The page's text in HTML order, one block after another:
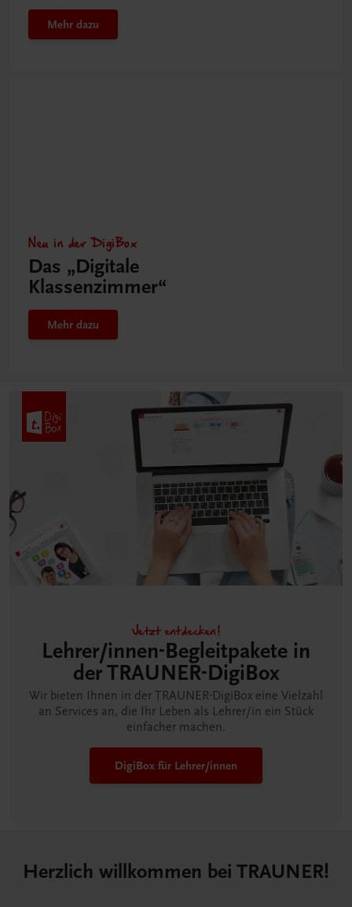
Mehr dazu
Neu in der DigiBox
Das „Digitale
Klassenzimmer“
Mehr dazu
Jetzt entdecken!
Lehrer/innen-Begleitpakete in
der TRAUNER-DigiBox
Wir bieten Ihnen in der TRAUNER-DigiBox eine Vielzahl
an Services an, die Ihr Leben als Lehrer/in ein Stück
einfacher machen.
DigiBox für Lehrer/innen
Herzlich willkommen bei TRAUNER!